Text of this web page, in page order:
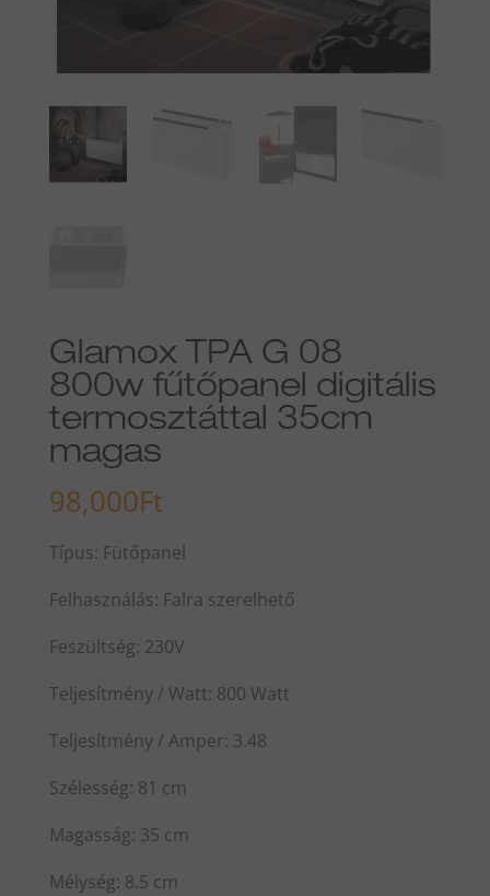
Glamox TPA G 08
800w fűtőpanel digitális
termosztáttal 35cm
magas
98,000Ft
Típus: Fütőpanel
Felhasználás: Falra szerelhető
Feszültség: 230V
Teljesítmény / Watt: 800 Watt
Teljesítmény / Amper: 3.48
Szélesség: 81 cm
Magasság: 35 cm
Mélység: 8.5 cm